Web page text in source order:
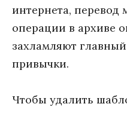
интернета,
операции в архиве
захламляют
привычки.
Чтобы удалить